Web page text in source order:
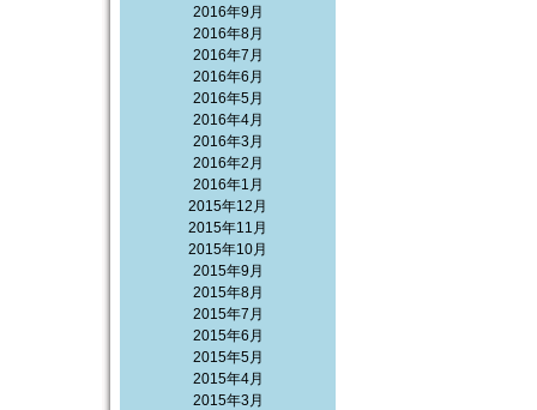
2016年9月
2016年8月
2016年7月
2016年6月
2016年5月
2016年4月
2016年3月
2016年2月
2016年1月
2015年12月
2015年11月
2015年10月
2015年9月
2015年8月
2015年7月
2015年6月
2015年5月
2015年4月
2015年3月